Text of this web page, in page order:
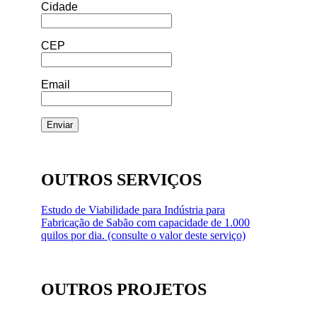
Cidade
CEP
Email
OUTROS SERVIÇOS
Estudo de Viabilidade para Indústria para
Fabricação de Sabão com capacidade de 1.000
quilos por dia. (consulte o valor deste serviço)
OUTROS PROJETOS